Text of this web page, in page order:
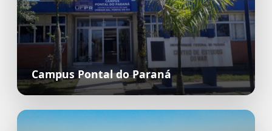
Campus Pontal do Paraná